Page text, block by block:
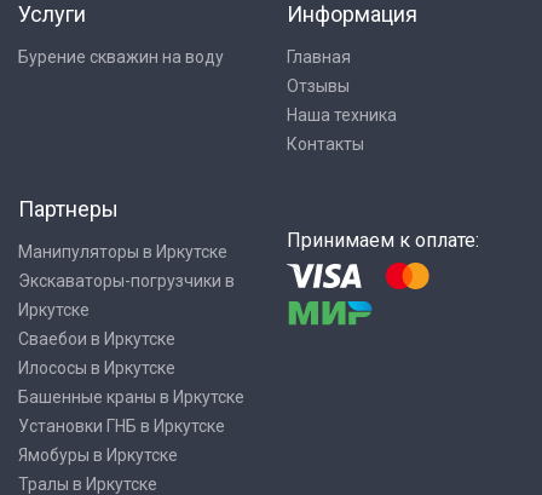
Услуги
Бурение скважин на воду
Информация
Главная
Отзывы
Наша техника
Контакты
Партнеры
Манипуляторы в Иркутске
Экскаваторы-погрузчики в
Иркутске
Сваебои в Иркутске
Илососы в Иркутске
Башенные краны в Иркутске
Установки ГНБ в Иркутске
Ямобуры в Иркутске
Тралы в Иркутске
Принимаем к оплате: